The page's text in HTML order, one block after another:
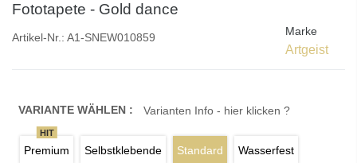
Fototapete - Gold dance
Artikel-Nr.: A1-SNEW010859 Marke
Artgeist
VARIANTE WÄHLEN : Varianten Info - hier klicken ?
Premium
HIT
Selbstklebende Standard Wasserfest